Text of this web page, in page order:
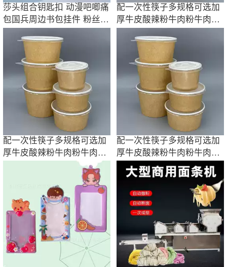
莎头组合钥匙扣 动漫吧唧痛
包国兵周边书包挂件 粉丝纪
念相片皮套
配一次性筷子多规格可选加
厚牛皮酸辣粉牛肉粉牛肉汤
米线拌面纸碗
配一次性筷子多规格可选加
厚牛皮酸辣粉牛肉粉牛肉汤
米线拌面纸碗
配一次性筷子多规格可选加
厚牛皮酸辣粉牛肉粉牛肉汤
米线拌面纸碗